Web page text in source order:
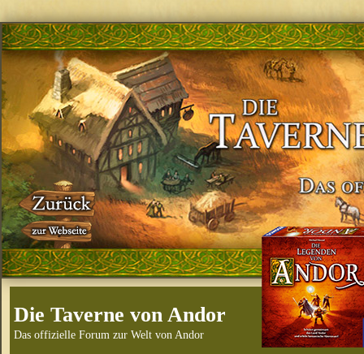
Die Taverne von Andor
Das offizielle Forum zur Welt von Andor